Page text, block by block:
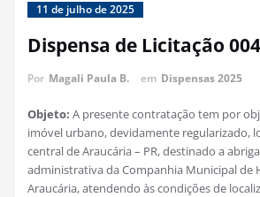
11 de julho de 2025
Dispensa de Licitação
Por Magali Paula B. em Dispensas 2025
Objeto: A presente contratação tem por
imóvel urbano, devidamente regularizado,
central de Araucária – PR, destinado a
administrativa da Companhia Municipal de
Araucária, atendendo às condições de